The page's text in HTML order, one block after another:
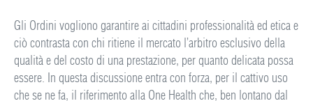
Gli Ordini vogliono garantire ai cittadini professionalità ed etica e
ciò contrasta con chi ritiene il mercato l’arbitro esclusivo della
qualità e del costo di una prestazione, per quanto delicata possa
essere. In questa discussione entra con forza, per il cattivo uso
che se ne fa, il riferimento alla One Health che, ben lontano dal